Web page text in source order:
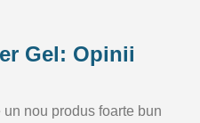
Gel: Opinii
un nou produs foarte bun